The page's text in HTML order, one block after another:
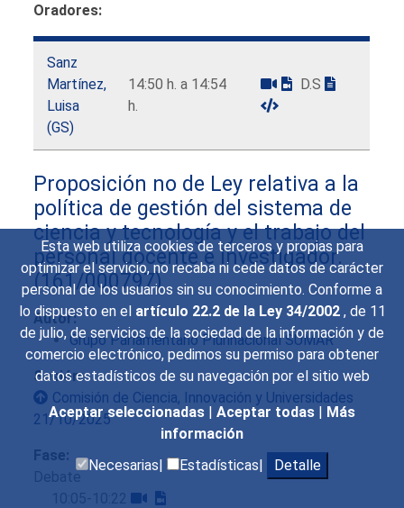
Esta web utiliza cookies de terceros y propias para
optimizar el servicio, no recaba ni cede datos de carácter
personal de los usuarios sin su conocimiento. Conforme a
lo dispuesto en el artículo 22.2 de la Ley 34/2002 , de 11
de julio, de servicios de la sociedad de la información y de
comercio electrónico, pedimos su permiso para obtener
datos estadísticos de su navegación por el sitio web
Aceptar seleccionadas | Aceptar todas | Más
información
Necesarias|
Estadísticas| Detalle
Oradores:
Sanz
Martínez,
Luisa
(GS)
14:50 h. a 14:54
h.
D.S
Proposición no de Ley relativa a la
política de gestión del sistema de
ciencia y tecnología y el trabajo del
personal docente e investigador.
(161/000797)
Autor:
Grupo Parlamentario Plurinacional SUMAR
Sesión:
Comisión de Ciencia, Innovación y Universidades
21/10/2025
Fase:
Debate
10:05-10:22